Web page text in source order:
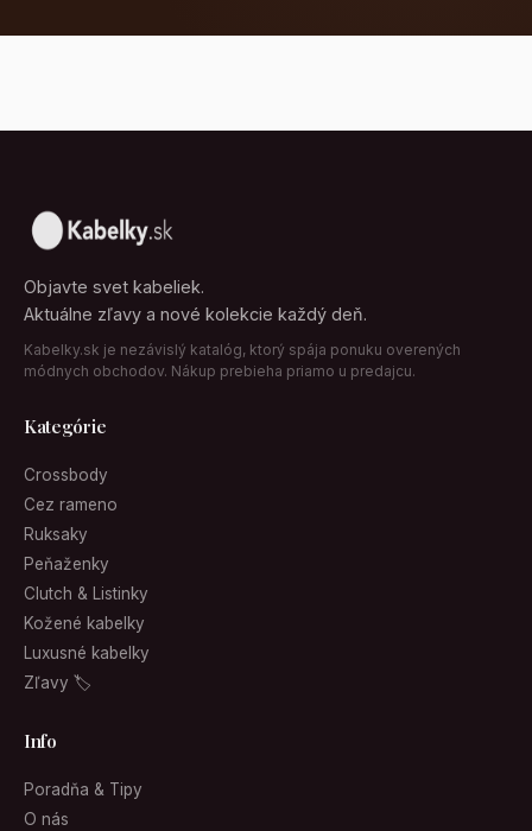
Objavte svet kabeliek.
Aktuálne zľavy a nové kolekcie každý deň.
Kabelky.sk je nezávislý katalóg, ktorý spája ponuku overených
módnych obchodov. Nákup prebieha priamo u predajcu.
Kategórie
Crossbody
Cez rameno
Ruksaky
Peňaženky
Clutch & Listinky
Kožené kabelky
Luxusné kabelky
Zľavy 🏷
Info
Poradňa & Tipy
O nás